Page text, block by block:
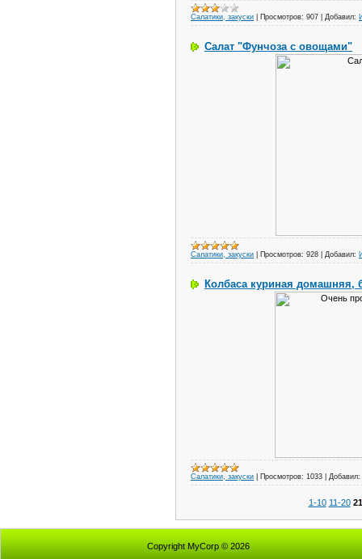
Салатики, закуски Просмотров: 907 Добавил:
Салат "Фунчоза с овощами"
Салатики, закуски Просмотров: 928 Добавил:
Колбаса куриная домашняя,
Салатики, закуски Просмотров: 1033 Добавил:
1-10 11-20
Copyright MyCorp © 2026